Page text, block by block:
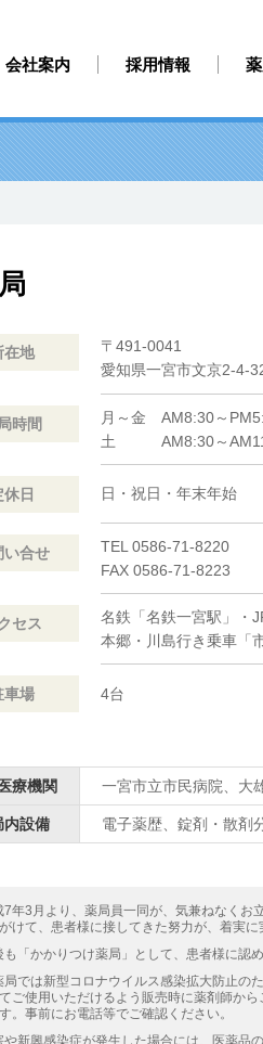
会社案内 採用情報
在地
〒491-0041
愛知県一宮市文京2-4-
時間
月～金 AM8:30～
土 AM8:30～
休日 日・祝日・年末年始
い合せ
TEL 0586-71-8220
FAX 0586-71-8223
セス
名鉄「名鉄一宮駅」・
本郷・川島行き乗車「
車場 4台
療機関 一宮市立市民病院、大
内設備 電子薬歴、錠剤・散剤
7年3月より、薬局員一同が、気兼ねなくお
けて、患者様に接してきた努力が、着実に
も「かかりつけ薬局」として、患者様に認
局では新型コロナウイルス感染拡大防止の
ご使用いただけるよう販売時に薬剤師か
。事前にお電話等でご確認ください。
や新興感染症が発生した場合には、医薬品